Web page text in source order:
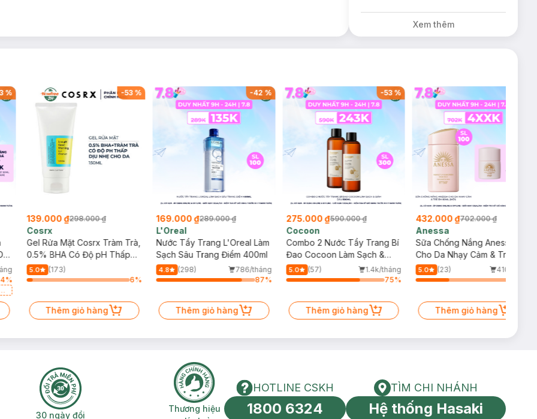
Xem thêm
%
%
-53%
139.000 ₫298.000 ₫
Cosrx
Gel Rửa Mặt Cosrx Tràm Trà,
0.5% BHA Có Độ pH Thấp
150ml
5.0
(173)
6%
Thêm giỏ hàng
-42 %
169.000 ₫289.000 ₫
L'Oreal
Nước Tẩy Trang L'Oreal Làm
Sạch Sâu Trang Điểm 400ml
4.8 (298)
786/tháng
87%
Thêm giỏ hàng
-53%
275.000 ₫590.000 ₫
Cocoon
Combo 2 Nước Tẩy Trang Bí
Đao Cocoon Làm Sạch &
Giảm Dầu 500ml
5.0 (57)
1.4k/tháng
75%
Thêm giỏ hàng
432.000 ₫702.000 ₫
Anessa
Sữa Chống Nắng Anessa
Cho Da Nhạy Cảm & Trẻ Em
60ml (Mới)
5.0 (23)
410/tháng
Thêm giỏ hàng
2H 30 ngày đổi trả miễn phí
30 ngày đổi
Thương hiệu uy tín toàn cầu
Thương hiệu
HOTLINE CSKH
HOTLINE CSKH
1800 6324
Tìm chi nhánh
TÌM CHI NHÁNH
Hệ thống Hasaki